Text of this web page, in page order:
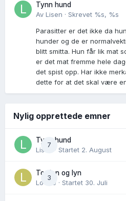
Tynn hund
Av Lisen · Skrevet %s, %s
Parasitter er det ikke da
hunder og de er
blitt smitta. Hun får lik mat
er det mat fremme hele
det spist opp. Har ikke
dette for at det skal være
Nylig opprettede emner
7
Tynn hund
Lisen
· Startet 2. August
3
Torden og lyn
Lovise · Startet 30. Juli